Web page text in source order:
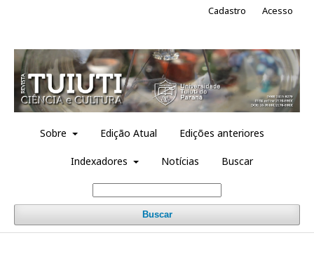
Sobre Edição Atual Edições anteriores
Indexadores Notícias Buscar
Buscar
Cadastro Acesso